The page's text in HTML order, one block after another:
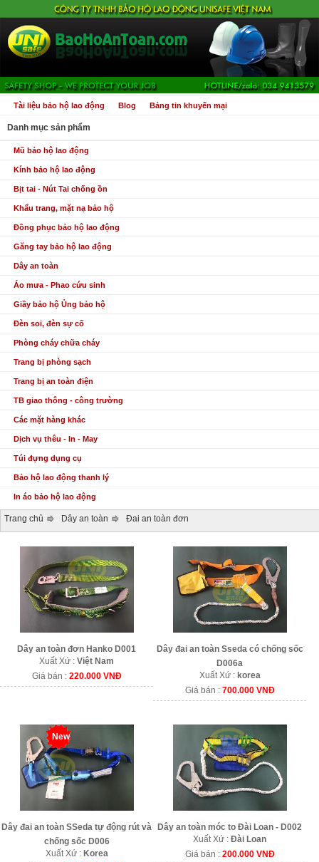
Tài liệu bảo hộ lao động Blog Bảng tin khuyến mại
Danh mục sản phẩm
Mũ bảo hộ lao động
Kính bảo hộ lao động
Bịt tai - Nút Tai chống ồn
Khẩu trang, mặt nạ bảo hộ
Đồng phục bảo hộ lao động
Găng tay bảo hộ lao động
Dây an toàn
Áo mưa - Phao cứu sinh
Giầy bảo hộ Ủng bảo hộ
Đèn soi, đèn sự cố
Phòng cháy chữa cháy
Trang bị phòng sạch
Trang bị an toàn điện
TB giao thông - công trường
Các mặt hàng khác
Dịch vụ thêu - In - May
Túi đựng dụng cụ
Bảo hộ lao động thanh lý
In áo bảo hộ lao động
Trang chủ Dây an toàn Đai an toàn đơn
Dây an toàn đơn Hanko D001
Xuất Xứ :Việt Nam
Giá bán : 220.000 VNĐ
Dây đai an toàn Sseda có chống sốc
D006a
Xuất Xứ : korea
Giá bán : 700.000 VNĐ
New
Dây đai an toàn SSeda tự động rút và
chống sốc D006
Xuất Xứ : Korea
Dây an toàn móc to Đài Loan - D002
Xuất Xứ :Đài Loan
Giá bán : 200.000 VNĐ